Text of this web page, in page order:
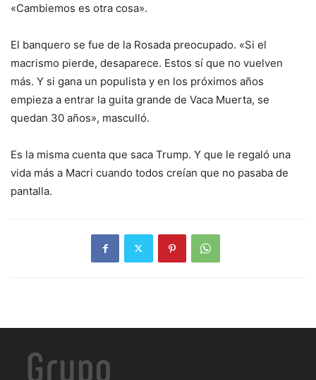
«Cambiemos es otra cosa».
El banquero se fue de la Rosada preocupado. «Si el
macrismo pierde, desaparece. Estos sí que no vuelven
más. Y si gana un populista y en los próximos años
empieza a entrar la guita grande de Vaca Muerta, se
quedan 30 años», masculló.
Es la misma cuenta que saca Trump. Y que le regaló una
vida más a Macri cuando todos creían que no pasaba de
pantalla.